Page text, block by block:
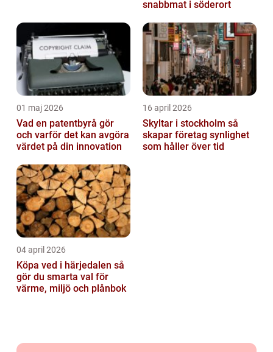
snabbmat i söderort
01 maj 2026
Vad en patentbyrå gör
och varför det kan avgöra
värdet på din innovation
16 april 2026
Skyltar i stockholm så
skapar företag synlighet
som håller över tid
04 april 2026
Köpa ved i härjedalen så
gör du smarta val för
värme, miljö och plånbok